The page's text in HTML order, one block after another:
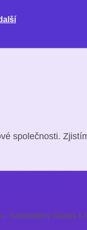
společnosti.
Samostatný článek k